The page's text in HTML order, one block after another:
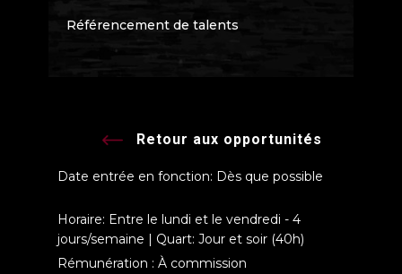
Référencement de talents
Retour aux opportunités
Date entrée en fonction: Dès que possible
Horaire: Entre le lundi et le vendredi - 4
jours/semaine | Quart: Jour et soir (40h)
Rémunération : À commission